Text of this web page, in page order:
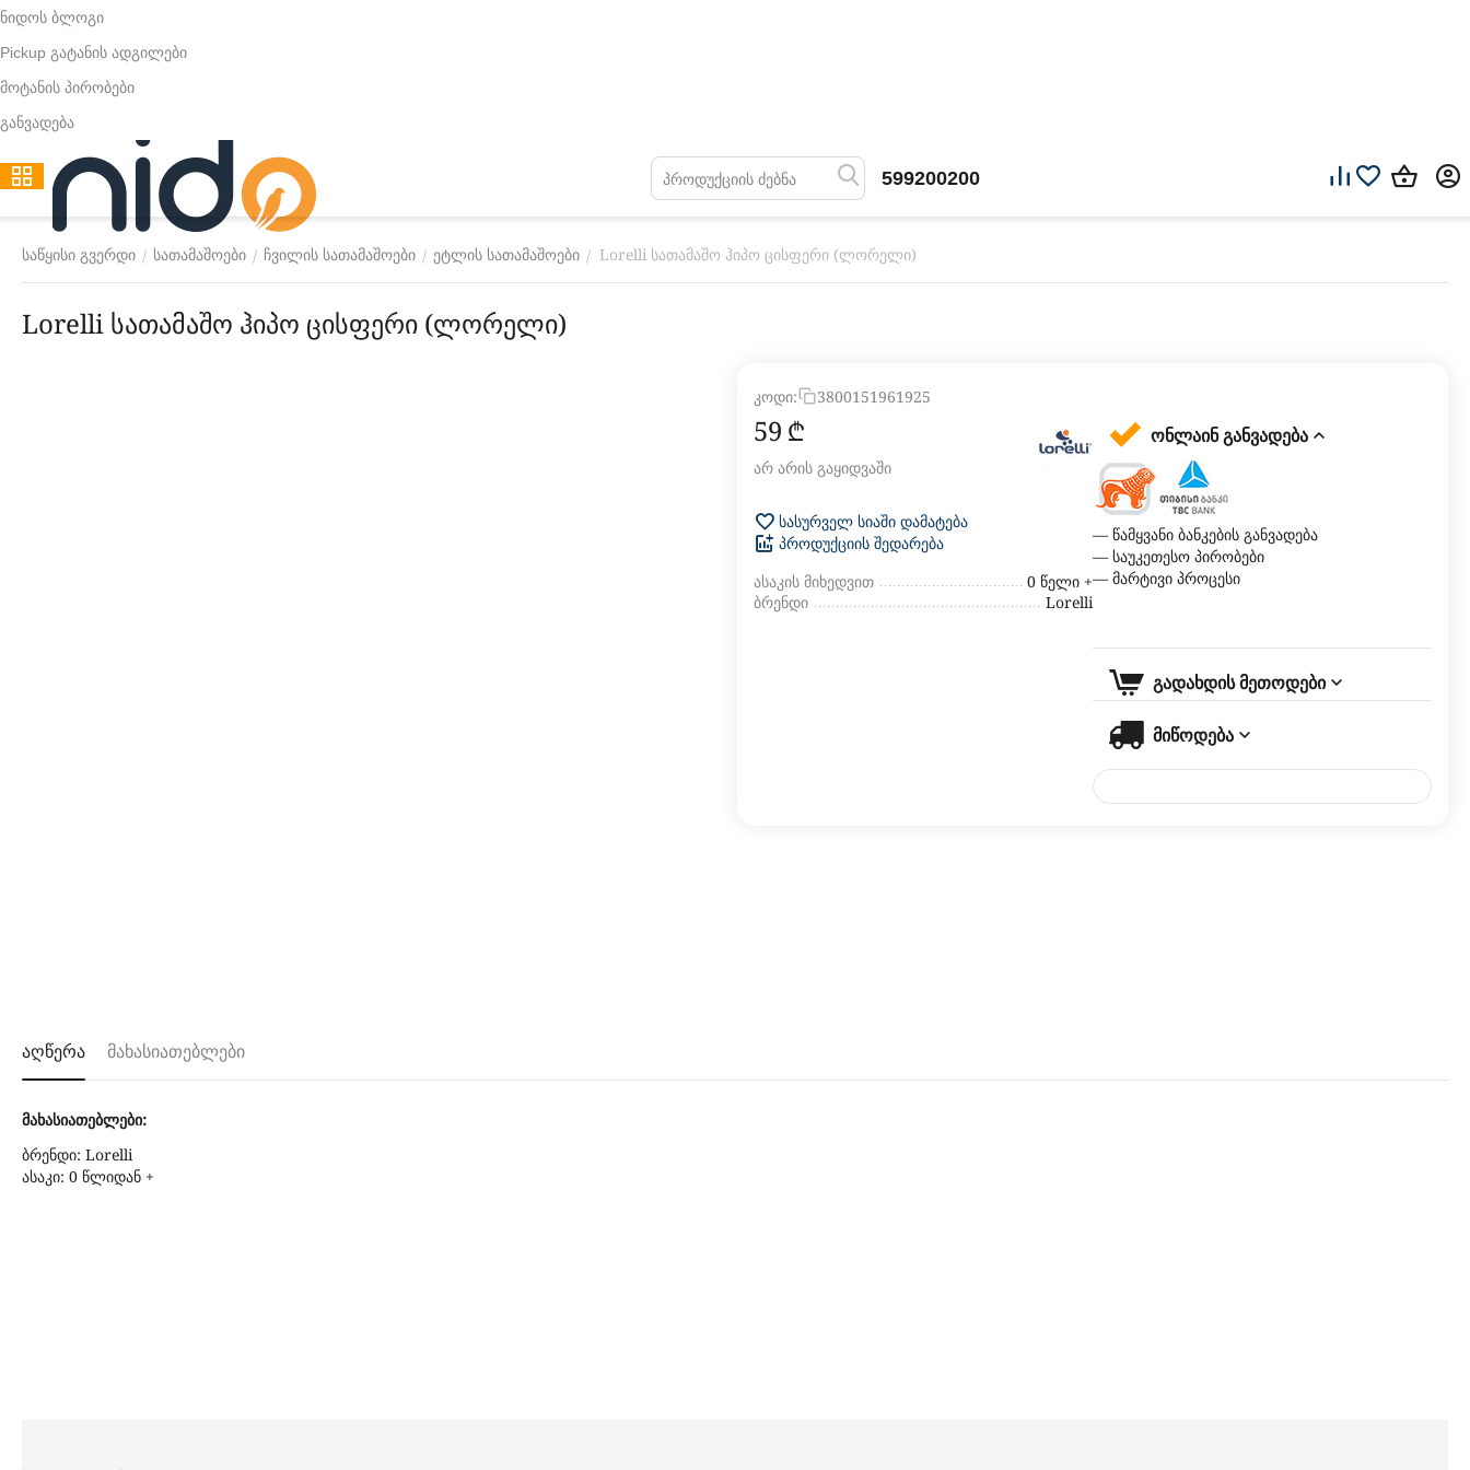
ნიდოს ბლოგი
Pickup გატანის ადგილები
მოტანის პირობები
განვადება
599200200
საწყისი გვერდი / სათამაშოები / ჩვილის სათამაშოები / ეტლის სათამაშოები / Lorelli სათამაშო ჰიპო ცისფერი (ლორელი)
Lorelli სათამაშო ჰიპო ცისფერი (ლორელი)
კოდი: 3800151961925
‍59‍ ₾
არ არის გაყიდვაში
სასურველ სიაში დამატება
პროდუქციის შედარება
ასაკის მიხედვით
0 წელი +
ბრენდი
Lorelli
ონლაინ განვადება
— წამყვანი ბანკების განვადება
— საუკეთესო პირობები
— მარტივი პროცესი
გადახდის მეთოდები
მიწოდება
აღწერა მახასიათებლები
მახასიათებლები:
ბრენდი: Lorelli
ასაკი: 0 წლიდან +